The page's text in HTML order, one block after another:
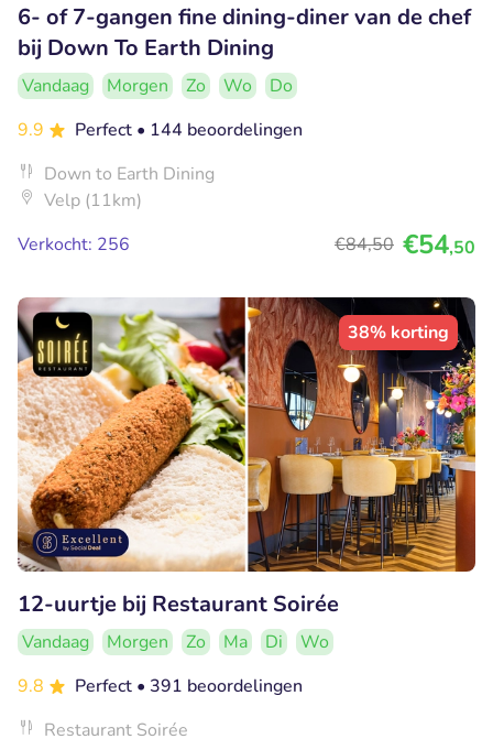
6- of 7-gangen fine dining-diner van de chef
bij Down To Earth Dining
Vandaag Morgen Zo Wo
Do
9.9
Perfect • 144 beoordelingen
Down to Earth Dining
Velp (11km)
Verkocht: 256
€84,50 €54,50
38% korting
12-uurtje bij Restaurant Soirée
Vandaag Morgen Zo Ma Di
Wo
9.8
Perfect • 391 beoordelingen
Restaurant Soirée